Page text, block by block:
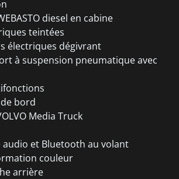
diesel en cabine
teintées
électriques dégivrant
à suspension pneumatique avec
bord
Media Truck
audio et Bluetooth au volant
couleur
arrière